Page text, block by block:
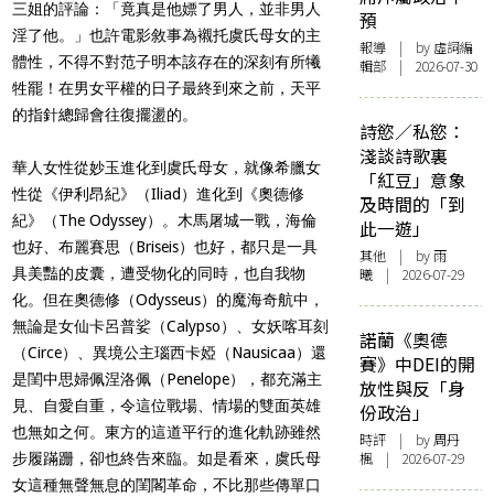
三姐的評論：「竟真是他嫖了男人，並非男人
淫了他。」也許電影敘事為襯托虞氏母女的主
體性，不得不對范子明本該存在的深刻有所犧
牲罷！在男女平權的日子最終到來之前，天平
的指針總歸會往復擺盪的。
華人女性從妙玉進化到虞氏母女，就像希臘女
性從《伊利昂紀》（Iliad）進化到《奧德修
紀》（The Odyssey）。木馬屠城一戰，海倫
也好、布麗賽思（Briseis）也好，都只是一具
具美豔的皮囊，遭受物化的同時，也自我物
化。但在奧德修（Odysseus）的魔海奇航中，
無論是女仙卡呂普娑（Calypso）、女妖喀耳刻
（Circe）、異境公主瑙西卡婭（Nausicaa）還
是閨中思婦佩涅洛佩（Penelope），都充滿主
見、自愛自重，令這位戰場、情場的雙面英雄
也無如之何。東方的這道平行的進化軌跡雖然
步履蹣跚，卻也終告來臨。如是看來，虞氏母
女這種無聲無息的閨閣革命，不比那些傳單口
預
報導 | by 虛詞編
輯部 | 2026-07-30
詩慾／私慾：
淺談詩歌裏
「紅豆」意象
及時間的「到
此一遊」
其他 | by 雨
曦 | 2026-07-29
諾蘭《奧德
賽》中DEI的開
放性與反「身
份政治」
時評 | by周丹
楓 | 2026-07-29